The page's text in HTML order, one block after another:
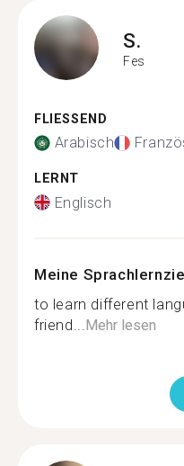
S.
Fes
FLIESSEND
Arabisch
LERNT
Englisch
Meine
to learn different
friend... Mehr lesen